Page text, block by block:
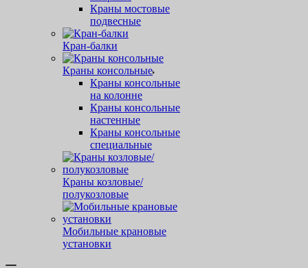
Краны мостовые
подвесные
Кран-балки
Краны консольные
Краны консольные
на колонне
Краны консольные
настенные
Краны консольные
специальные
Краны козловые/
полукозловые
Мобильные крановые
установки